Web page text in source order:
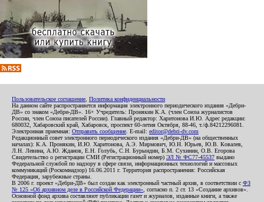
Пользовательское соглашение Политика конфиденциальности
На данном сайте распространяется информация электронного периодического издания «Дебри-
ДВ» со знаком «Дебри-ДВ». 16+ Учредитель: Пронякин К.А. (член Союза журналистов
России, член Союза писателей России). Главный редактор: Харитонова И.Ю. Адрес редакции:
680032, Хабаровский край, Хабаровск, проспект 60-летия Октября, 88-46, т./ф.84212296081.
Электронная приемная: Отправить сообщение . E-mail: editor@debri-dv.com
Редакционный совет электронного периодического издания «Дебри-ДВ» (на общественных
началах): К.А. Пронякин, И.Ю. Харитонова, А.Э. Мирмович, Ю.Н. Юрьев, Ю.В. Ковалев,
Л.Н. Левина, А.Ю. Жданов, Е.Н. Голубь, С.Н. Бурындин, Б.М. Сухинин, О.В. Егорова
Свидетельство о регистрации СМИ (Регистрационный номер) ЭЛ № ФС77-45537 выдано
Федеральной службой по надзору в сфере связи, информационных технологий и массовых
коммуникаций (Роскомнадзор) 16.06.2011 г. Территория распространения: Российская
Федерация, зарубежные страны.
В 2006 г. проект «Дебри-ДВ» был создан как электронный частный архив, в соответствии с ФЗ
№ 125 «Об архивном деле в Российской Федерации» , согласно п. 2 ст. 13 «Создание архивов».
Основной фонд архива составляют публикации газет и журналов, изданные книги, а также